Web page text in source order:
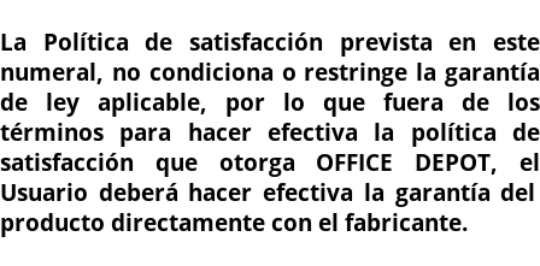
La Política de satisfacción prevista en este
numeral, no condiciona o restringe la garantía
de ley aplicable, por lo que fuera de los
términos para hacer efectiva la política de
satisfacción que otorga OFFICE DEPOT, el
Usuario deberá hacer efectiva la garantía del
producto directamente con el fabricante.